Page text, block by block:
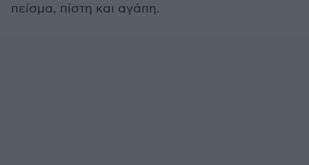
πείσμα, πίστη και αγάπη.